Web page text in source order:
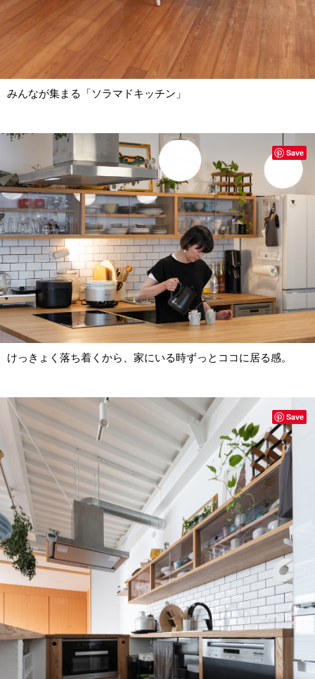
みんなが集まる「ソラマドキッチン」
けっきょく落ち着くから、家にいる時ずっとココに居る感。
Save
Save